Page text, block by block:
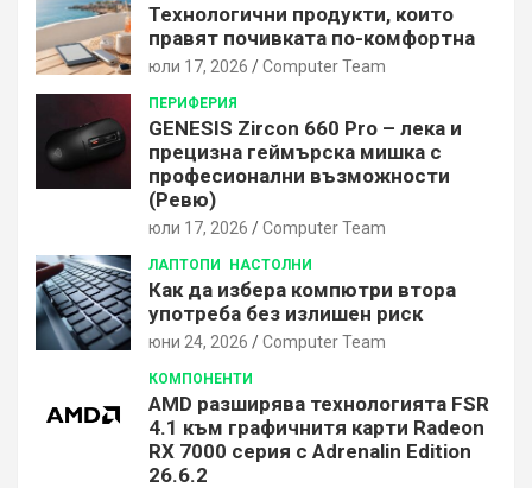
Технологични продукти, които
правят почивката по-комфортна
юли 17, 2026 Computer Team
ПЕРИФЕРИЯ
GENESIS Zircon 660 Pro – лека и
прецизна геймърска мишка с
професионални възможности
(Ревю)
юли 17, 2026 Computer Team
ЛАПТОПИ НАСТОЛНИ
Как да избера компютри втора
употреба без излишен риск
юни 24, 2026 Computer Team
КОМПОНЕНТИ
AMD разширява технологията FSR
4.1 към графичнитя карти Radeon
RX 7000 серия с Adrenalin Edition
26.6.2